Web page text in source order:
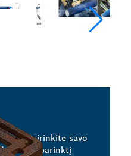
Pasirinkite savo
parinktį